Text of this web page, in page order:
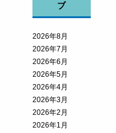
ブ
2026年8月
2026年7月
2026年6月
2026年5月
2026年4月
2026年3月
2026年2月
2026年1月